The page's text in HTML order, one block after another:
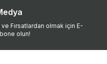
Fırsatlardan olmak için E-
olun!